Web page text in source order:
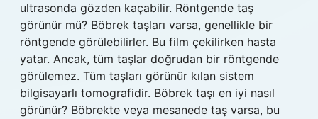
ultrasonda gözden kaçabilir. Röntgende taş
görünür mü? Böbrek taşları varsa, genellikle bir
röntgende görülebilirler. Bu film çekilirken hasta
yatar. Ancak, tüm taşlar doğrudan bir röntgende
görülemez. Tüm taşları görünür kılan sistem
bilgisayarlı tomografidir. Böbrek taşı en iyi nasıl
görünür? Böbrekte veya mesanede taş varsa, bu